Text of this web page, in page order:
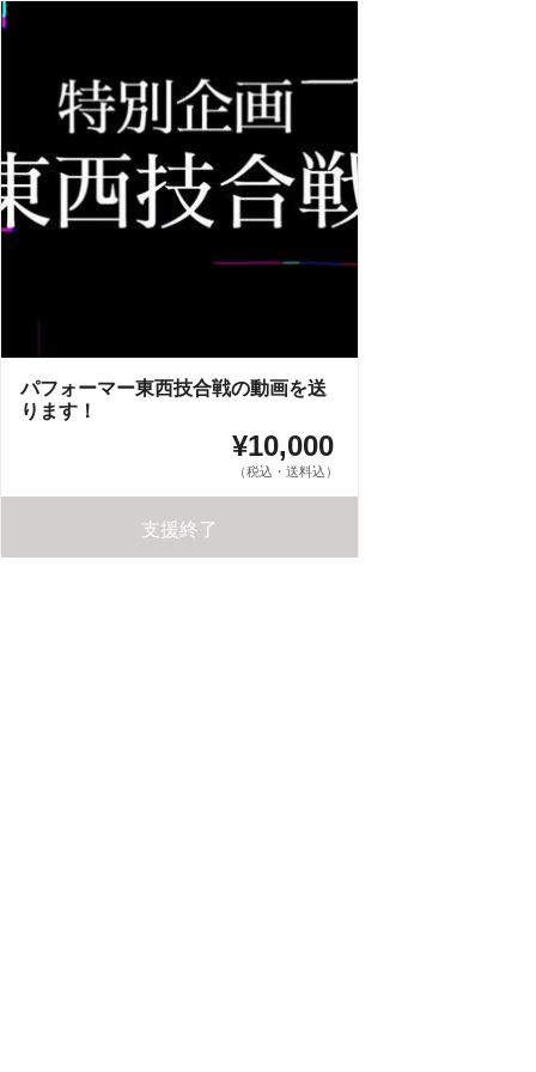
パフォーマー東西技合戦の動画を送
ります！
¥10,000
（税込・送料込）
支援終了